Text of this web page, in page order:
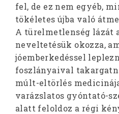
fel, de ez nem egyéb,
tökéletes újba való
A türelmetlenség lázát
neveltetésük okozza,
jóemberkedéssel
foszlányaival
múlt-eltörlés
varázslatos gyóntató-
alatt feloldoz a régi